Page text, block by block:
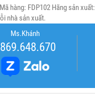
hàng: FDP102 Hãng sản
nhà sản xuất.
Ms.Khánh